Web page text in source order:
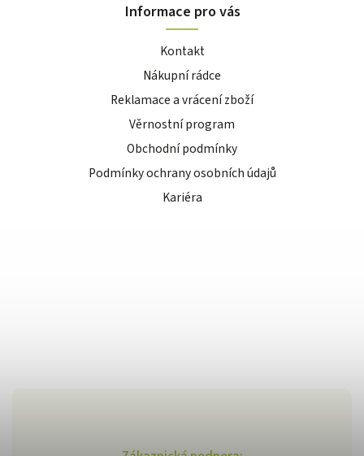
Informace pro vás
Kontakt
Nákupní rádce
Reklamace a vrácení zboží
Věrnostní program
Obchodní podmínky
Podmínky ochrany osobních údajů
Kariéra